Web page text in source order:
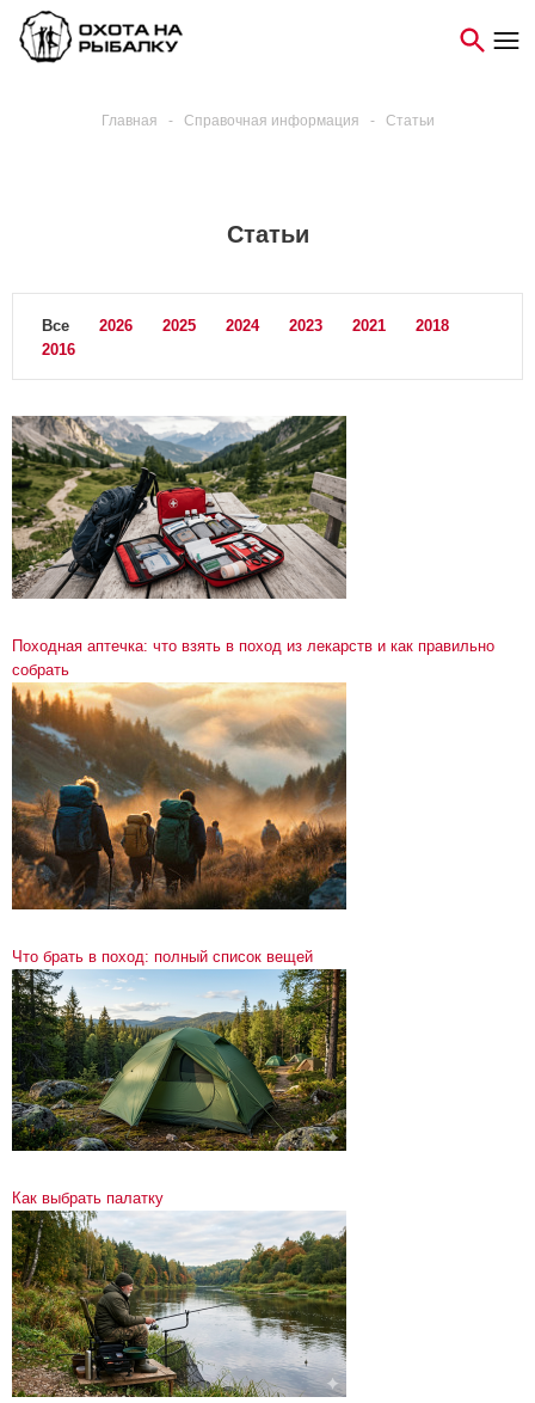
Главная - Справочная информация - Статьи
Статьи
Все 2026 2025 2024 2023 2021
2018
2016
Походная аптечка: что взять в поход из лекарств и как правильно
собрать
Что брать в поход: полный список вещей
Как выбрать палатку